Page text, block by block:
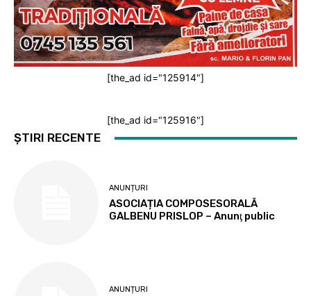
[the_ad id="125914"]
[the_ad id="125916"]
ȘTIRI RECENTE
ANUNȚURI
ASOCIAȚIA COMPOSESORALĂ
GALBENU PRISLOP – Anunţ public
ANUNȚURI